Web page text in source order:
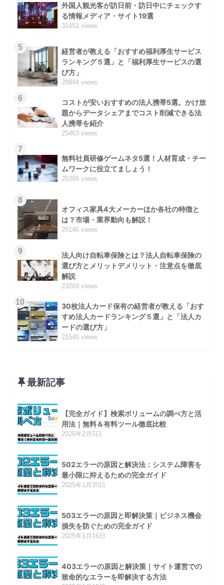
外国人観光客が訪日前・訪日中にチェックす
る情報メディア・サイト19選
31451 views
5
経営者が教える「おすすめ福利厚生サービス
ランキング５選」と「福利厚生サービスの選
び方」
28844 views
6
コストが安いおすすめの法人携帯5選。かけ放
題からデータシェアまでコスト削減できる法
人携帯を紹介
25463 views
7
無料社員研修ゲームネタ5選！人材育成・チー
ムワークに役立てましょう！
25398 views
8
オフィス家具4大メーカーほか各社の特徴と
は？市場・業界動向も解説！
25146 views
9
法人向け自転車保険とは？法人自転車保険の
選び方とメリットデメリット・注意点を徹底
解説
23269 views
10
30枚法人カード保有の経営者が教える「おす
すめ法人カードランキング５選」と「法人カ
ードの選び方」
21540 views
最新記事
【完全ガイド】検索ボリュームの調べ方と活
用法｜無料＆有料ツール徹底比較
2025年2月5日
502エラーの原因と解決法：システム障害を
最小限に抑えるための完全ガイド
2025年1月20日
503エラーの原因と即解決策｜ビジネス機会
損失を防ぐための完全ガイド
2025年1月16日
403エラーの原因と解決策｜サイト運営での
致命的なエラーを即解決する方法